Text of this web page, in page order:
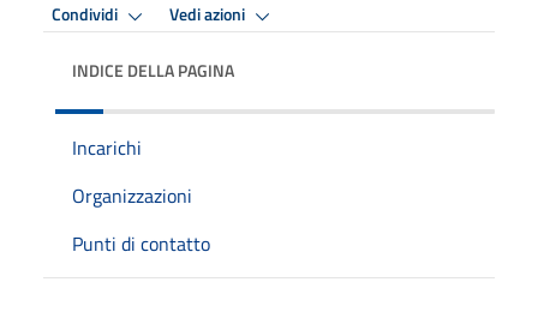
Condividi Vedi azioni
INDICE DELLA PAGINA
Incarichi
Organizzazioni
Punti di contatto